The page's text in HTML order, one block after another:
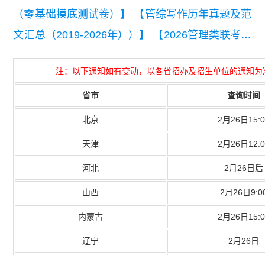
（零基础摸底测试卷）】
【管综写作历年真题及范
文汇总（2019-2026年））】
【2026管理类联考综
合能力真题及答案【完整版】】 【2024届管理类
联考英语二真题及答案解析】 【2024届管理类联
考综合能力真题及解析】
【2023年管理联考逻辑
+数学+写作+英语二真题汇总】
注：以下通知如有变动，以各省招办及招生单位的通知为
省市 查询时间
北京 2月26日
天津 2月26日
河北 2月26日后
山西 2月26日
内蒙古 2月26日
辽宁 2月26日